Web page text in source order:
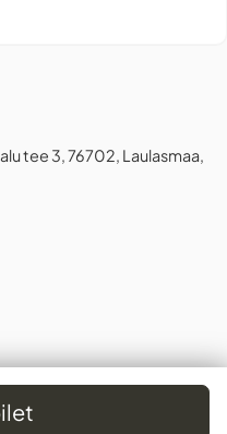
tee 3, 76702, Laulasmaa,